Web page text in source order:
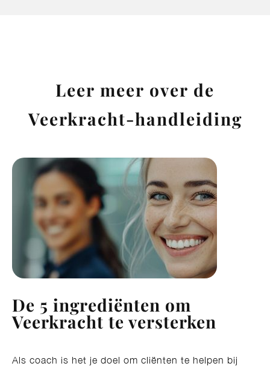
Leer meer over de
Veerkracht-handleiding
De 5 ingrediënten om
Veerkracht te versterken
Als coach is het je doel om cliënten te helpen bij